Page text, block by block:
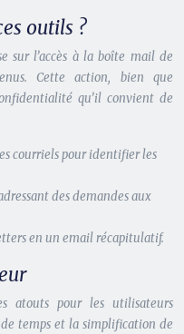
outils ?
sur l’accès à la boîte mail de
Cette action, bien que
qu’il convient de
courriels pour identifier les
des demandes aux
en un email récapitulatif.
atouts pour les utilisateurs
temps et la simplification de